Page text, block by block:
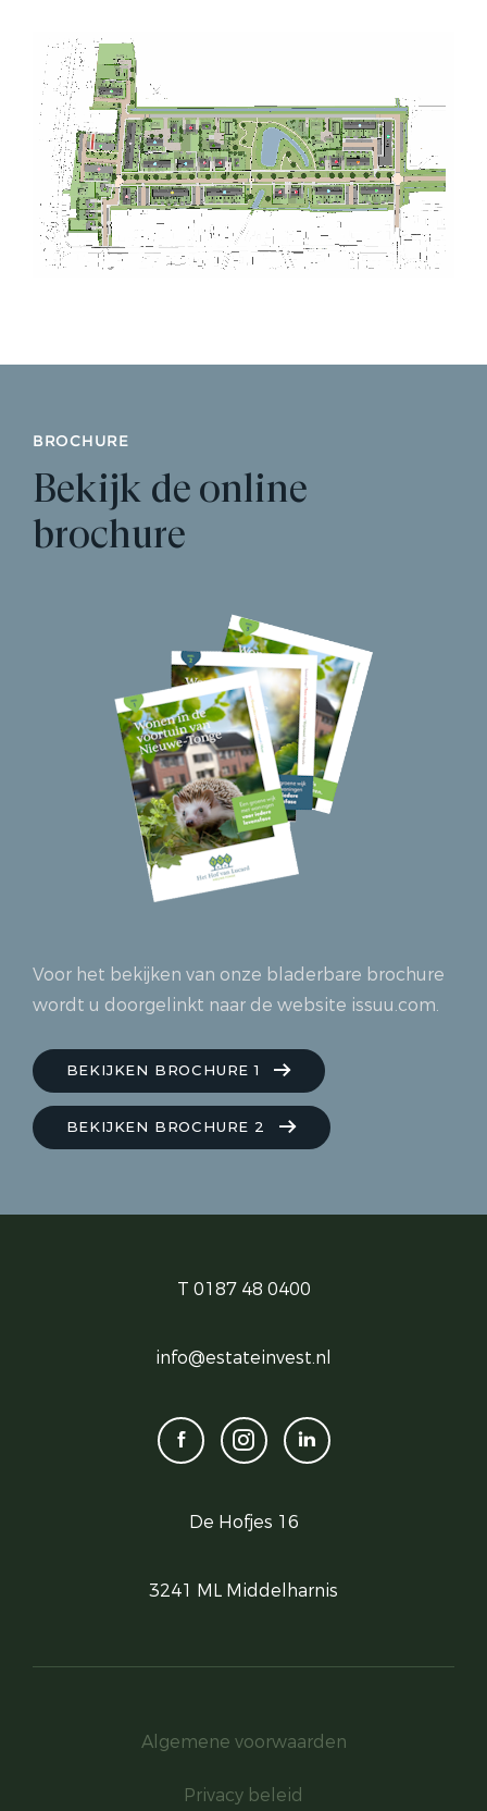
BROCHURE
Bekijk de online
brochure
Voor het bekijken van onze bladerbare brochure
wordt u doorgelinkt naar de website issuu.com.
BEKIJKEN BROCHURE 1
BEKIJKEN BROCHURE 2
T 0187 48 0400
info@estateinvest.nl
De Hofjes 16
3241 ML Middelharnis
Algemene voorwaarden
Privacy beleid